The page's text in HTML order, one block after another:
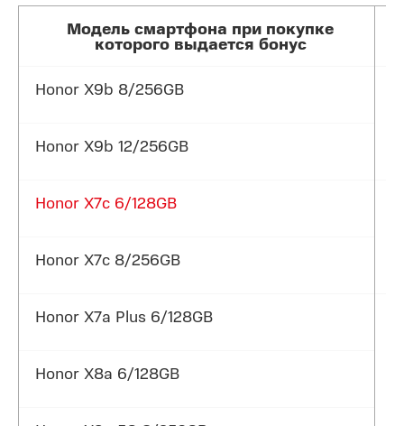
Модель смартфона при покупке
которого выдается бонус
Honor X9b 8/256GB
Honor X9b 12/256GB
Honor X7c 6/128GB
Honor X7c 8/256GB
Honor X7a Plus 6/128GB
Honor X8a 6/128GB